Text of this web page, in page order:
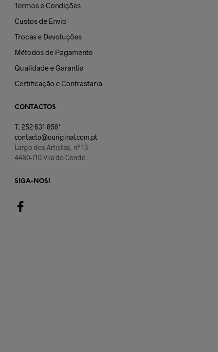
Termos e Condições
Custos de Envio
Trocas e Devoluções
Métodos de Pagamento
Qualidade e Garantia
Certificação e Contrastaria
CONTACTOS
T. 252 631 856*
contacto@ouriginal.com.pt
Largo dos Artistas, nº 13
4480-710 Vila do Conde
SIGA-NOS!